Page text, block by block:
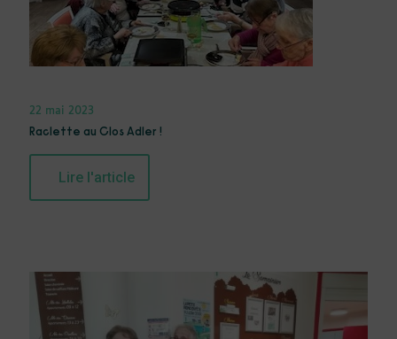
22 mai 2023
Raclette au Clos Adler !
Lire l'article